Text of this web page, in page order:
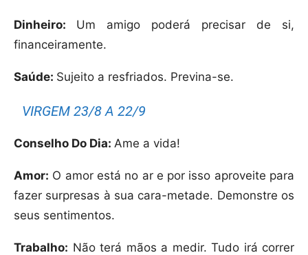
Dinheiro: Um amigo poderá precisar de si,
financeiramente.
Saúde: Sujeito a resfriados. Previna-se.
VIRGEM 23/8 A 22/9
Conselho Do Dia: Ame a vida!
Amor: O amor está no ar e por isso aproveite para
fazer surpresas à sua cara-metade. Demonstre os
seus sentimentos.
Trabalho: Não terá mãos a medir. Tudo irá correr